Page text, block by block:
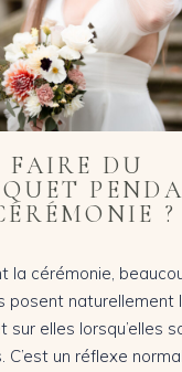
FAIRE DU
?
la cérémonie,
posent naturellement
sur elles lorsqu’elles
C’est un réflexe